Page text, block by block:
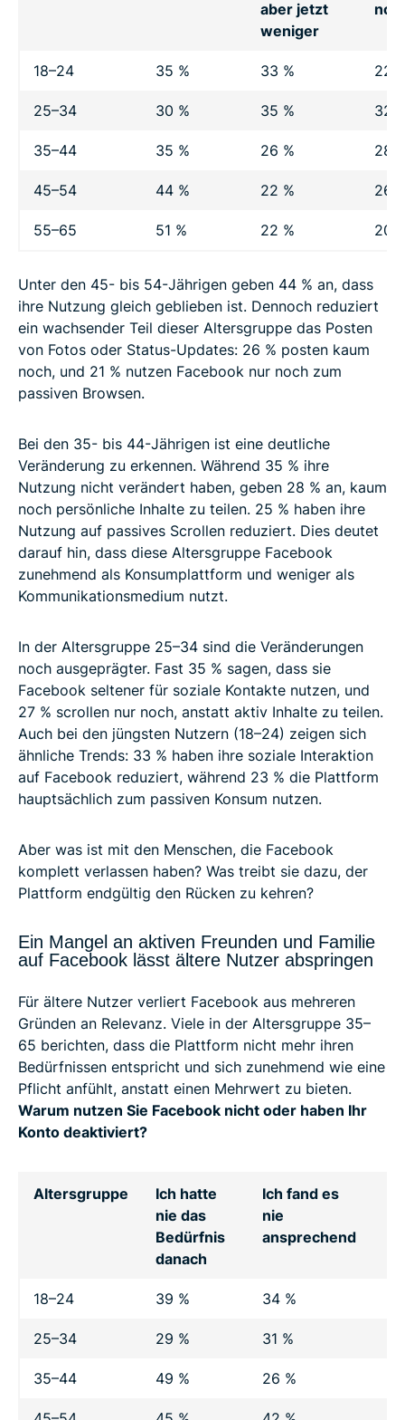
aber jetzt
weniger
18–24 35 % 33 % 22
25–34 30 % 35 % 32
35–44 35 % 26 % 28
45–54 44 % 22 % 26
55–65 51 % 22 % 20
Unter den 45- bis 54-Jährigen geben 44 % an, dass
ihre Nutzung gleich geblieben ist. Dennoch reduziert
ein wachsender Teil dieser Altersgruppe das Posten
von Fotos oder Status-Updates: 26 % posten kaum
noch, und 21 % nutzen Facebook nur noch zum
passiven Browsen.
Bei den 35- bis 44-Jährigen ist eine deutliche
Veränderung zu erkennen. Während 35 % ihre
Nutzung nicht verändert haben, geben 28 % an, kaum
noch persönliche Inhalte zu teilen. 25 % haben ihre
Nutzung auf passives Scrollen reduziert. Dies deutet
darauf hin, dass diese Altersgruppe Facebook
zunehmend als Konsumplattform und weniger als
Kommunikationsmedium nutzt.
In der Altersgruppe 25–34 sind die Veränderungen
noch ausgeprägter. Fast 35 % sagen, dass sie
Facebook seltener für soziale Kontakte nutzen, und
27 % scrollen nur noch, anstatt aktiv Inhalte zu teilen.
Auch bei den jüngsten Nutzern (18–24) zeigen sich
ähnliche Trends: 33 % haben ihre soziale Interaktion
auf Facebook reduziert, während 23 % die Plattform
hauptsächlich zum passiven Konsum nutzen.
Aber was ist mit den Menschen, die Facebook
komplett verlassen haben? Was treibt sie dazu, der
Plattform endgültig den Rücken zu kehren?
Ein Mangel an aktiven Freunden und Familie
auf Facebook lässt ältere Nutzer abspringen
Für ältere Nutzer verliert Facebook aus mehreren
Gründen an Relevanz. Viele in der Altersgruppe 35–
65 berichten, dass die Plattform nicht mehr ihren
Bedürfnissen entspricht und sich zunehmend wie eine
Pflicht anfühlt, anstatt einen Mehrwert zu bieten.
Warum nutzen Sie Facebook nicht oder haben Ihr
Konto deaktiviert?
Altersgruppe
Ich hatte
nie das
Bedürfnis
danach
Ich fand es
nie
ansprechend
18–24 39 % 34 %
25–34 29 % 31 %
35–44 49 % 26 %